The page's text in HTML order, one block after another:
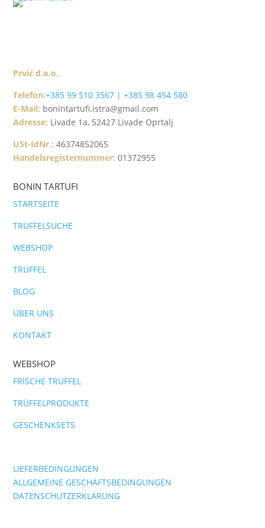
Prvić d.o.o.
Telefon:+385 99 510 3567 | +385 98 454 580
E-Mail: bonintartufi.istra@gmail.com
Adresse: Livade 1a, 52427 Livade Oprtalj
USt-IdNr.: 46374852065
Handelsregisternummer: 01372955
BONIN TARTUFI
STARTSEITE
TRÜFFELSUCHE
WEBSHOP
TRÜFFEL
BLOG
ÜBER UNS
KONTAKT
WEBSHOP
FRISCHE TRÜFFEL
TRÜFFELPRODUKTE
GESCHENKSETS
LIEFERBEDINGUNGEN
ALLGEMEINE GESCHÄFTSBEDINGUNGEN
DATENSCHUTZERKLÄRUNG